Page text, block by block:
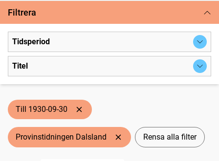
Filtrera
Tidsperiod
Titel
Till 1930-09-30
Provinstidningen Dalsland Rensa alla filter